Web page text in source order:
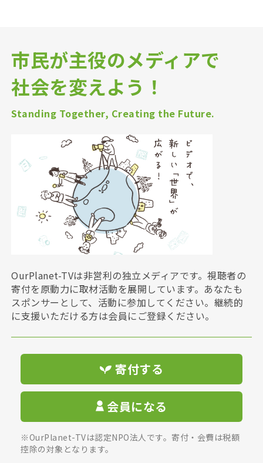
市民が主役のメディアで
社会を変えよう！
Standing Together, Creating the Future.
OurPlanet-TVは非営利の独立メディアです。視聴者の
寄付を原動力に取材活動を展開しています。あなたも
スポンサーとして、活動に参加してください。継続的
に支援いただける方は会員にご登録ください。
寄付する
会員になる
※OurPlanet-TVは認定NPO法人です。寄付・会費は税額
控除の対象となります。